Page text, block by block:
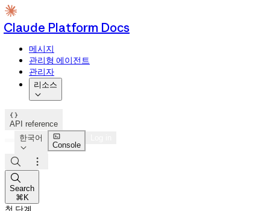
Claude Platform Docs
메시지
관리형 에이전트
관리자
리소스


API reference
한국어


Console



Search
⌘K